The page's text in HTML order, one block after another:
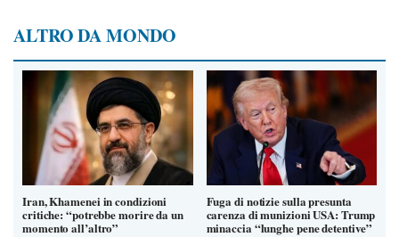
ALTRO DA MONDO
Iran, Khamenei in condizioni
critiche: “potrebbe morire da un
momento all’altro”
Fuga di notizie sulla presunta
carenza di munizioni USA: Trump
minaccia “lunghe pene detentive”